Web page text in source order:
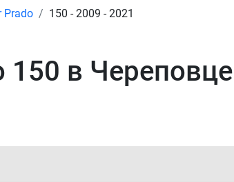
Prado 150 - 2009 - 2021
150 в Череповце